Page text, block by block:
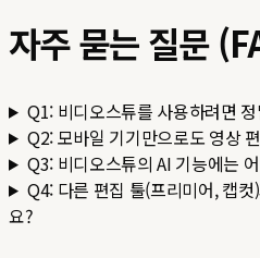
자주 묻는 질문
Q1: 비디오스튜를 사용하려면
Q2: 모바일 기기만으로도 영상
Q3: 비디오스튜의 AI 기능에는
Q4: 다른 편집 툴(프리미어, 캡
요?